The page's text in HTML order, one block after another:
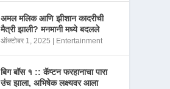
अमल मलिक आणि झीशान कादरीची
मैत्री झाली? मनमानी मध्ये बदलले
ऑक्टोबर 1, 2025 Entertainment
बिग बॉस १ :: कॅप्टन फरहानाचा पारा
उंच झाला, अभिषेक लक्ष्यवर आला